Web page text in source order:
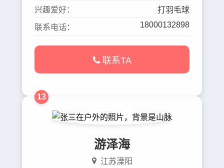
兴趣爱好： 打羽毛球
联系电话： 18000132898
联系TA
13
游泽海
江苏溧阳